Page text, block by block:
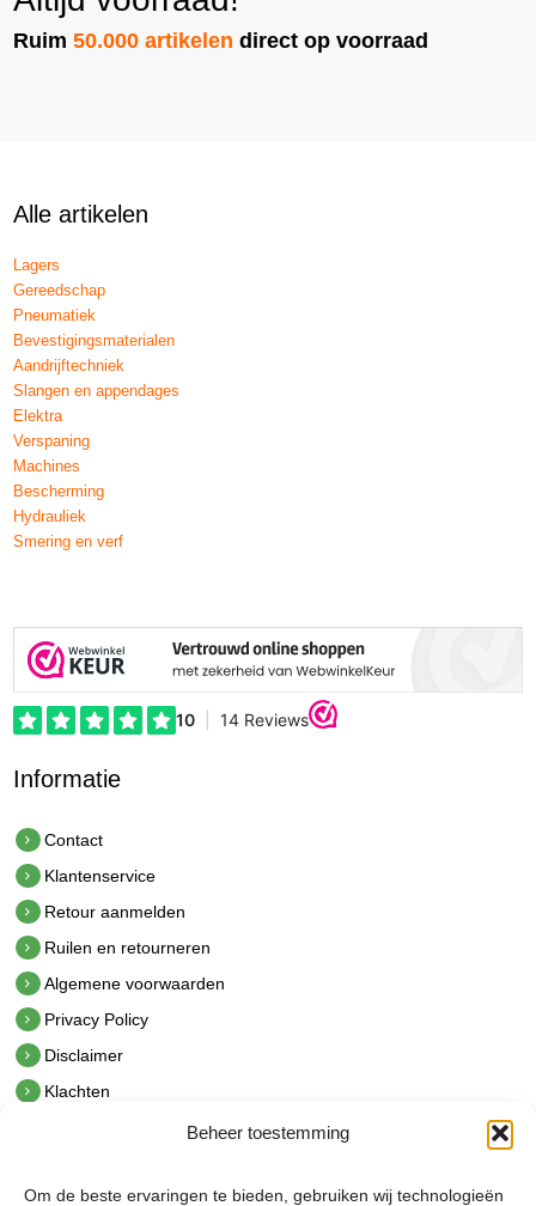
Beheer toestemming
Om de beste ervaringen te bieden, gebruiken wij technologieën
Ruim50.000 artikelen direct op voorraad
Alle artikelen
Lagers
Gereedschap
Pneumatiek
Bevestigingsmaterialen
Aandrijftechniek
Slangen en appendages
Elektra
Verspaning
Machines
Bescherming
Hydrauliek
Smering en verf
Informatie
Contact
Klantenservice
Retour aanmelden
Ruilen en retourneren
Algemene voorwaarden
Privacy Policy
Disclaimer
Klachten
hetindustriehuis B.V.